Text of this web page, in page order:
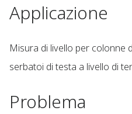
Applicazione
Misura di livello per colonne
serbatoi di testa a livello di
Problema